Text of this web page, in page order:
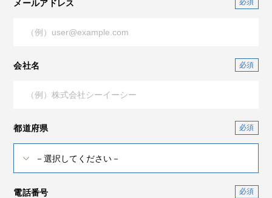
メールアドレス
会社名
都道府県
電話番号